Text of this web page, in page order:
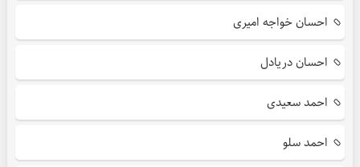
احسان خواجه امیری
احسان دریادل
احمد سعیدی
احمد سلو